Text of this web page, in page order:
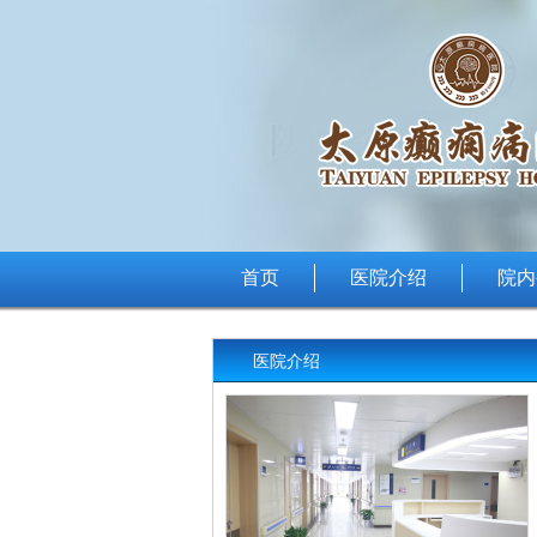
首页 医院介绍 院
医院介绍